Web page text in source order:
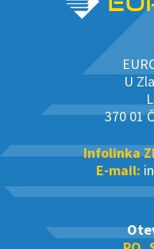
U
370 01
Infolinka
E-mail: